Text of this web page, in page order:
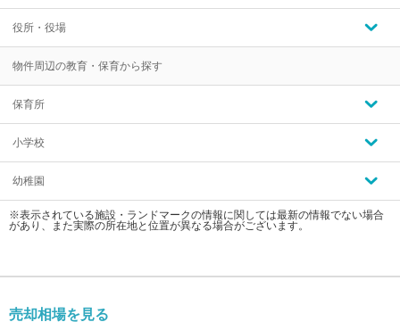
役所・役場
物件周辺の教育・保育から探す
保育所
小学校
幼稚園
※表示されている施設・ランドマークの情報に関しては最新の情報でない場合
があり、また実際の所在地と位置が異なる場合がございます。
売却相場を見る